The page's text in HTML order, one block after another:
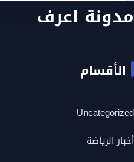
مدونة اعرف
الأقسام
Uncategorized
أخبار الرياضة